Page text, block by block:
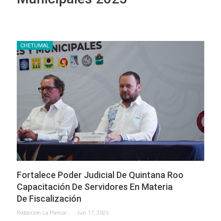
CHETUMAL
Fortalece Poder Judicial De Quintana Roo
Capacitación De Servidores En Materia
De Fiscalización
Redaccion La Pancarta De Quintana Roo Jun 17, 2025